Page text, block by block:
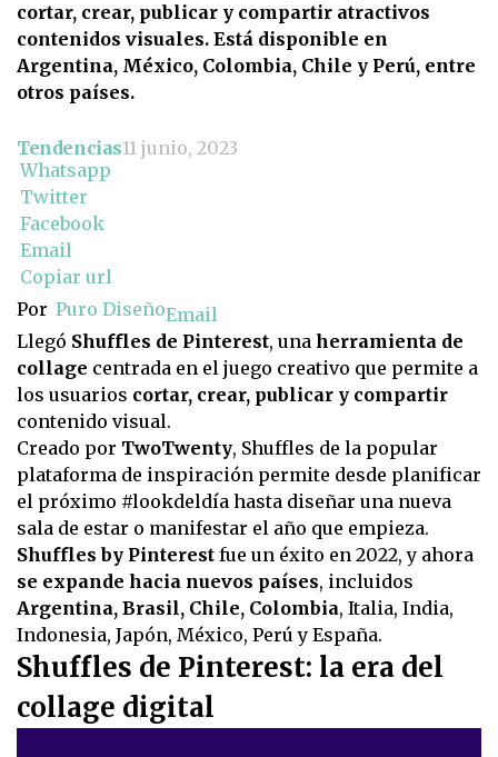
cortar, crear, publicar y compartir atractivos
contenidos visuales. Está disponible en
Argentina, México, Colombia, Chile y Perú, entre
otros países.
Tendencias11 junio, 2023
Whatsapp
Twitter
Facebook
Email
Copiar url
Por Puro DiseñoEmail
Llegó Shuffles de Pinterest, una herramienta de
collage centrada en el juego creativo que permite a
los usuarios cortar, crear, publicar y compartir
contenido visual.
Creado por TwoTwenty, Shuffles de la popular
plataforma de inspiración permite desde planificar
el próximo #lookdeldía hasta diseñar una nueva
sala de estar o manifestar el año que empieza.
Shuffles by Pinterest fue un éxito en 2022, y ahora
se expande hacia nuevos países, incluidos
Argentina, Brasil, Chile, Colombia, Italia, India,
Indonesia, Japón, México, Perú y España.
Shuffles de Pinterest: la era del
collage digital